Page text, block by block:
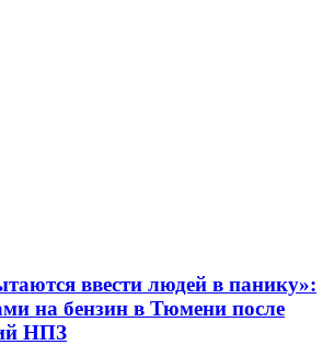
ввести людей в панику»:
на бензин в Тюмени после
НПЗ